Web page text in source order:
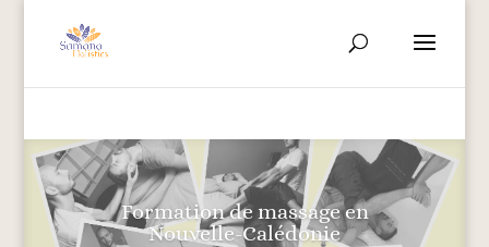
Formation de massage en
Nouvelle-Calédonie